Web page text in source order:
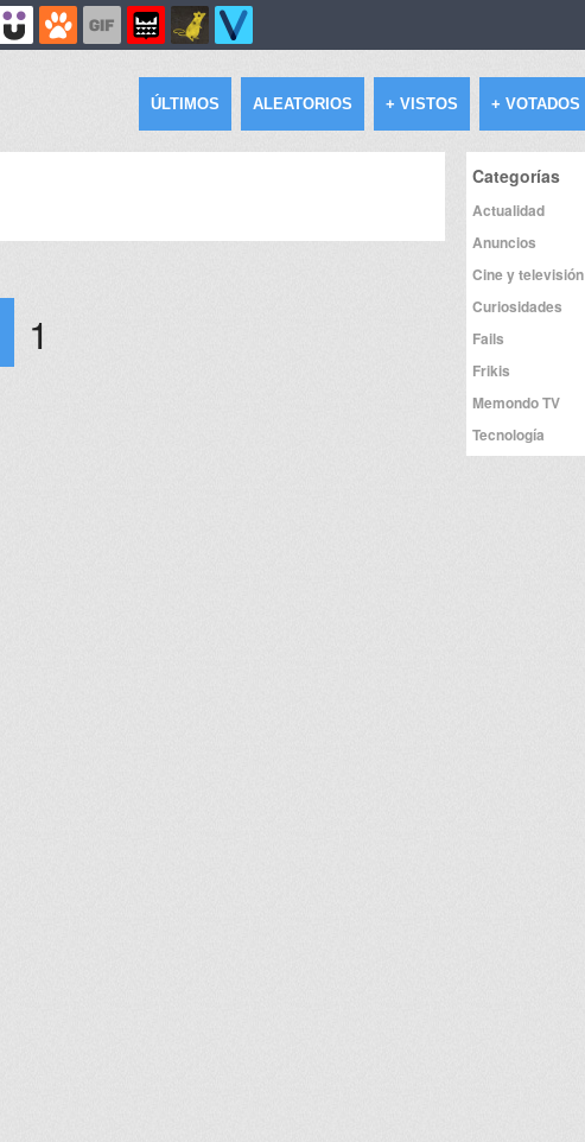
ÚLTIMOS ALEATORIOS + VISTOS + VOTADOS
1
Categorías
Actualidad
Anuncios
Cine y televisión
Curiosidades
Fails
Frikis
Memondo TV
Tecnología